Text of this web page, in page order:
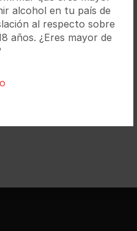
alcohol en tu país de
al respecto sobre
años. ¿Eres mayor de